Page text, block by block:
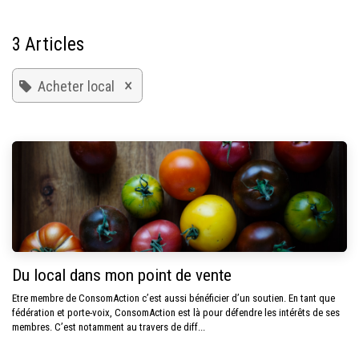
3 Articles
Acheter local ×
Du local dans mon point de vente
Etre membre de ConsomAction c’est aussi bénéficier d’un soutien. En tant que
fédération et porte-voix, ConsomAction est là pour défendre les intérêts de ses
membres. C’est notamment au travers de diff...